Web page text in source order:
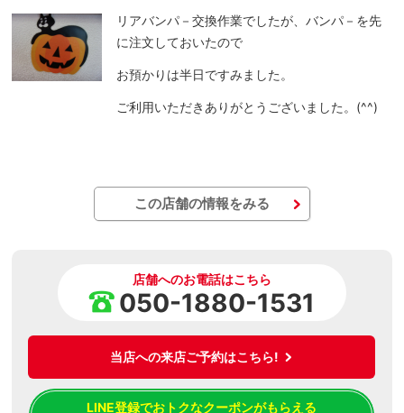
リアバンパ－交換作業でしたが、バンパ－を先
に注文しておいたので
お預かりは半日ですみました。
ご利用いただきありがとうございました。(^^)
この店舗の情報をみる
店舗へのお電話はこちら
050-1880-1531
当店への来店ご予約はこちら!
LINE登録でおトクなクーポンがもらえる